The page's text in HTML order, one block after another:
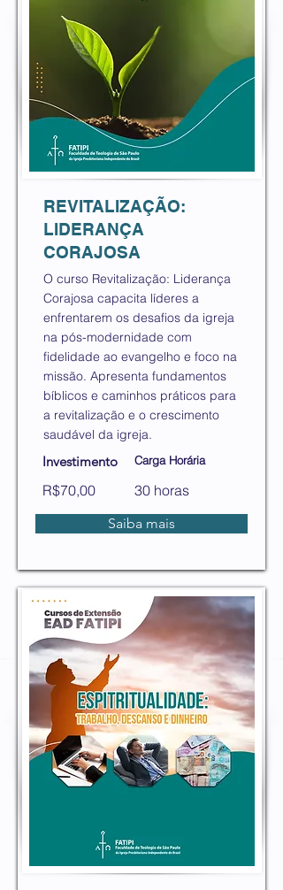
REVITALIZAÇÃO:
LIDERANÇA
CORAJOSA
O curso Revitalização: Liderança
Corajosa capacita líderes a
enfrentarem os desafios da igreja
na pós-modernidade com
fidelidade ao evangelho e foco na
missão. Apresenta fundamentos
bíblicos e caminhos práticos para
a revitalização e o crescimento
saudável da igreja.
Investimento
R$70,00
Carga Horária
30 horas
Saiba mais